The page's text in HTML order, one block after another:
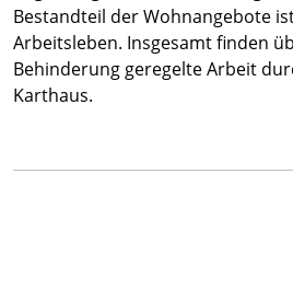
Bestandteil der Wohnangebote
Arbeitsleben. Insgesamt finden
Behinderung geregelte Arbeit
Karthaus.